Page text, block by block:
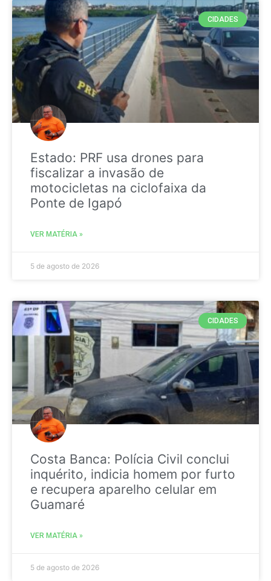
CIDADES
Estado: PRF usa drones para
fiscalizar a invasão de
motocicletas na ciclofaixa da
Ponte de Igapó
VER MATÉRIA »
5 de agosto de 2026
CIDADES
Costa Banca: Polícia Civil conclui
inquérito, indicia homem por furto
e recupera aparelho celular em
Guamaré
VER MATÉRIA »
5 de agosto de 2026